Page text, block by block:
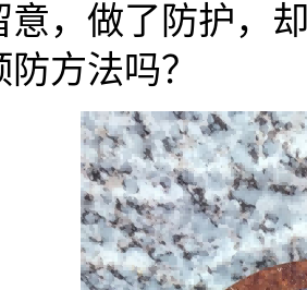
意，做了防护，
方法吗？